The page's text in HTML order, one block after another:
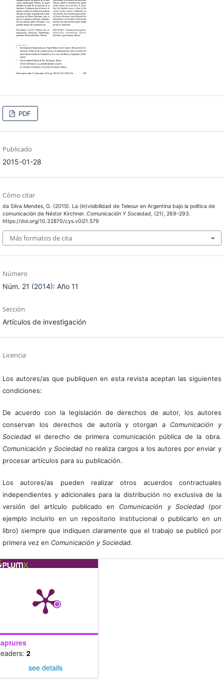
PDF
Publicado
2015-01-28
Cómo citar
da Silva Mendes, G. (2015). La (in)visibilidad de Telesur en Argentina bajo la política de
comunicación de Néstor Kirchner. Comunicación Y Sociedad, (21), 269–293.
https://doi.org/10.32870/cys.v0i21.579
Más formatos de cita
Número
Núm. 21 (2014): Año 11
Sección
Artículos de investigación
Licencia
Los autores/as que publiquen en esta revista aceptan las siguientes
condiciones:
De acuerdo con la legislación de derechos de autor, los autores
conservan los derechos de autoría y otorgan a Comunicación y
Sociedadel derecho de primera comunicación pública de la obra.
Comunicación y Sociedad no realiza cargos a los autores por enviar y
procesar artículos para su publicación.
Los autores/as pueden realizar otros acuerdos contractuales
independientes y adicionales para la distribución no exclusiva de la
versión del artículo publicado en Comunicación y Sociedad(por
ejemplo incluirlo en un repositorio institucional o publicarlo en un
libro) siempre que indiquen claramente que el trabajo se publicó por
primera vez en Comunicación y Sociedad.
2
see details